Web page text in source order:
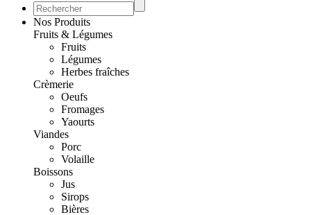
Nos Produits
Fruits & Légumes
Fruits
Légumes
Herbes fraîches
Crèmerie
Oeufs
Fromages
Yaourts
Viandes
Porc
Volaille
Boissons
Jus
Sirops
Bières